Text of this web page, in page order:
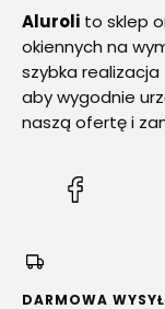
Aluroli to sklep
okiennych na
szybka
aby wygodnie
naszą ofertę i
karcie)
DARMOWA